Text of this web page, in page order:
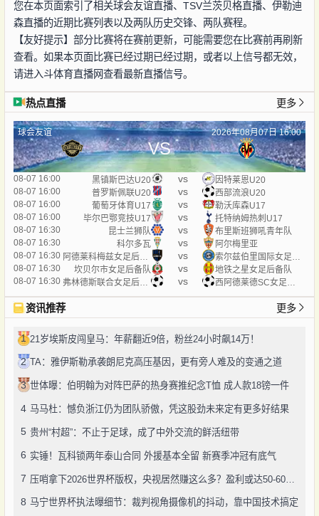
您在本页面索引了相关球会友谊直播、TSV兰茨贝格直播、伊勒迪
森直播的近期比赛列表以及两队历史交锋、两队赛程。
【友好提示】部分比赛将在赛前更新，可能需要您在比赛前再刷新
查看。如果本页面比赛已经过期已经过期，或者以上信号都无效，
请进入斗体育直播网查看最新直播信号。
热点直播 更多
球会友谊 2026年08月07日 16:00
VS
08-07 16:00 黑镇斯巴达U20 vs
因特莱恩U20
08-07 16:00
普罗斯佩联U20 vs
西部流浪U20
08-07 16:00
葡萄牙体育U17 vs
勒沃库森U17
08-07 16:00
毕尔巴鄂竞技U17 vs
托特纳姆热刺U17
08-07 16:30
昆士兰狮队 vs
布里斯班狮吼青年队
08-07 16:30
科尔多瓦 vs
阿尔梅里亚
08-07 16:30
阿德莱科梅兹女足后备队 vs
08-07 16:30
坎贝尔市女足后备队 vs
地铁之星女足后备队
08-07 16:30
弗林德斯联合女足后备队 vs
资讯推荐 更多
1 21岁埃斯皮闯皇马：年薪翻近9倍，粉丝24小时飙14万！
2 TA：雅伊斯勒承袭朗尼克高压基因，更有旁人难及的变通之道
3 世体曝：伯明翰为对阵巴萨的热身赛推纪念T恤 成人款18镑一件
4 马马杜：憾负浙江仍为团队骄傲，凭这股劲未来定有更多好结果
5 贵州“村超”：不止于足球，成了中外交流的鲜活纽带
6 实锤！瓦科锁两年泰山合同 外援基本全留 新赛季冲冠有底气
7 压哨拿下2026世界杯版权，央视居然赚这么多？盈利或达50-60亿！
8 马宁世界杯执法曝细节：裁判视角摄像机的抖动，靠中国技术搞定